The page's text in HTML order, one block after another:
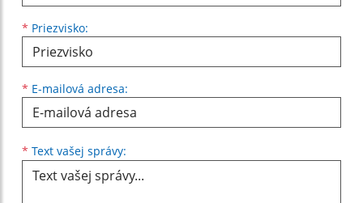
* Priezvisko:
* E-mailová adresa:
* Text vašej správy: